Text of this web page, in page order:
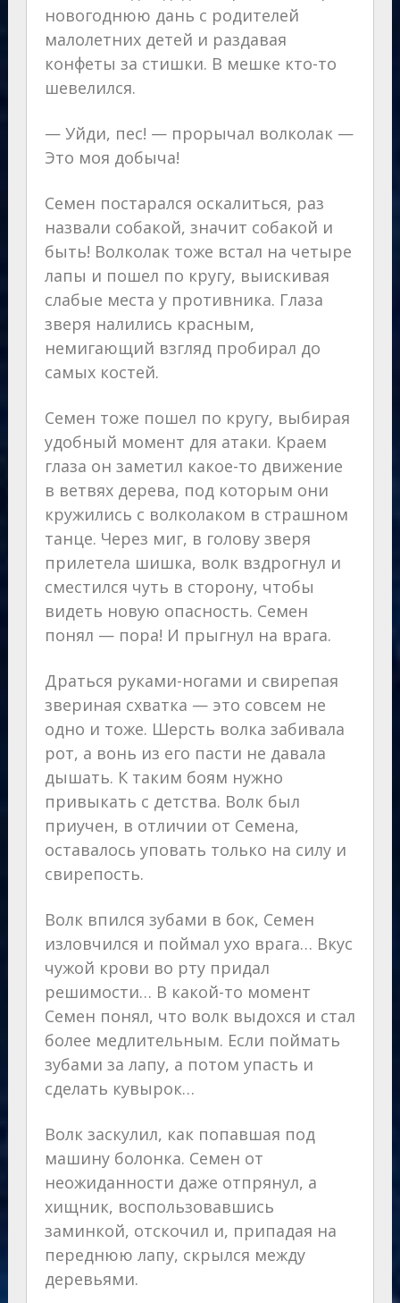
новогоднюю дань с родителей
малолетних детей и раздавая
конфеты за стишки. В мешке кто-то
шевелился.
— Уйди, пес! — прорычал волколак —
Это моя добыча!
Семен постарался оскалиться, раз
назвали собакой, значит собакой и
быть! Волколак тоже встал на четыре
лапы и пошел по кругу, выискивая
слабые места у противника. Глаза
зверя налились красным,
немигающий взгляд пробирал до
самых костей.
Семен тоже пошел по кругу, выбирая
удобный момент для атаки. Краем
глаза он заметил какое-то движение
в ветвях дерева, под которым они
кружились с волколаком в страшном
танце. Через миг, в голову зверя
прилетела шишка, волк вздрогнул и
сместился чуть в сторону, чтобы
видеть новую опасность. Семен
понял — пора! И прыгнул на врага.
Драться руками-ногами и свирепая
звериная схватка — это совсем не
одно и тоже. Шерсть волка забивала
рот, а вонь из его пасти не давала
дышать. К таким боям нужно
привыкать с детства. Волк был
приучен, в отличии от Семена,
оставалось уповать только на силу и
свирепость.
Волк впился зубами в бок, Семен
изловчился и поймал ухо врага… Вкус
чужой крови во рту придал
решимости… В какой-то момент
Семен понял, что волк выдохся и стал
более медлительным. Если поймать
зубами за лапу, а потом упасть и
сделать кувырок…
Волк заскулил, как попавшая под
машину болонка. Семен от
неожиданности даже отпрянул, а
хищник, воспользовавшись
заминкой, отскочил и, припадая на
переднюю лапу, скрылся между
деревьями.